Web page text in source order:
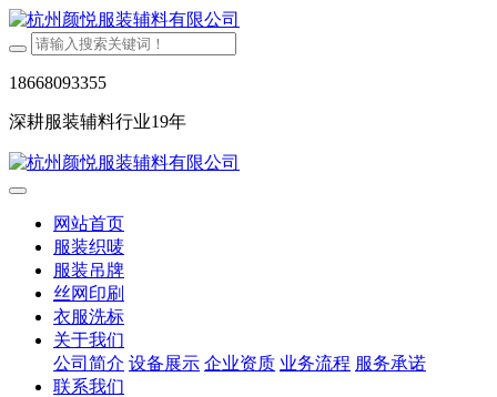
18668093355
深耕服装辅料行业19年
网站首页
服装织唛
服装吊牌
丝网印刷
衣服洗标
关于我们
公司简介 设备展示 企业资质 业务流程 服务承诺
联系我们